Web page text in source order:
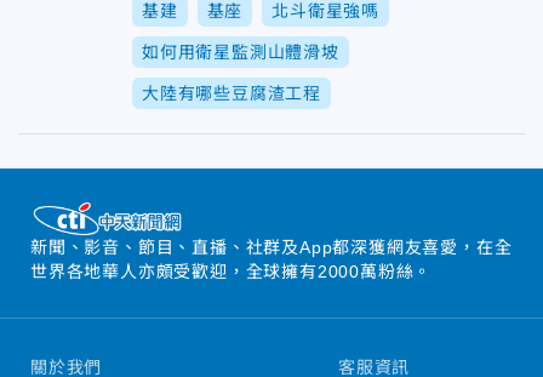
基建 基座 北斗衛星強嗎
如何用衛星監測山體滑坡
大陸有哪些豆腐渣工程
新聞、影音、節目、直播、社群及App都深獲網友喜愛，在全
世界各地華人亦頗受歡迎，全球擁有2000萬粉絲。
關於我們 客服資訊